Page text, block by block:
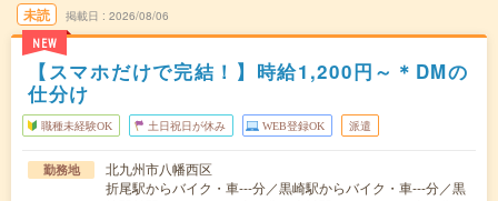
未読
NEW
掲載日 2026/08/06
【スマホだけで完結！】時給1,200円～＊DMの
仕分け
職種未経験OK 土日祝日が休み WEB登録OK 派遣
勤務地
北九州市八幡西区
折尾駅からバイク・車---分／黒崎駅からバイク・車---分／黒